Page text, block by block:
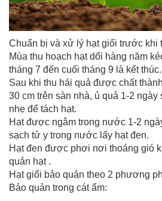
Chuẩn bị và xử lý hạt giổi trước khi
Mùa thu hoạch hạt dổi hàng năm
tháng 7 đến cuối tháng 9 là kết thúc.
Sau khi thu hái quả được chất
30 cm trên sàn nhà, ủ quả 1-2
nhẹ để tách hạt.
Hạt được ngâm trong nước 1-2
sạch tử y trong nước lấy hạt đen.
Hạt đen được phơi nơi thoáng gió
quản hạt .
Hạt giổi bảo quản theo 2 phương
Bảo quản trong cát ẩm: